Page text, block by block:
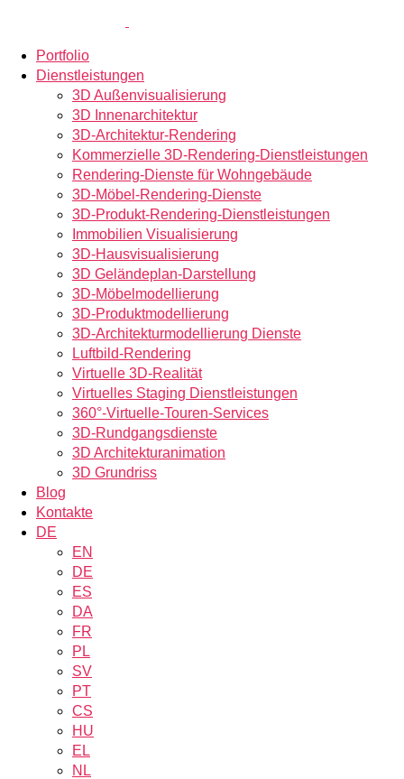
Portfolio
Dienstleistungen
3D Außenvisualisierung
3D Innenarchitektur
3D-Architektur-Rendering
Kommerzielle 3D-Rendering-Dienstleistungen
Rendering-Dienste für Wohngebäude
3D-Möbel-Rendering-Dienste
3D-Produkt-Rendering-Dienstleistungen
Immobilien Visualisierung
3D-Hausvisualisierung
3D Geländeplan-Darstellung
3D-Möbelmodellierung
3D-Produktmodellierung
3D-Architekturmodellierung Dienste
Luftbild-Rendering
Virtuelle 3D-Realität
Virtuelles Staging Dienstleistungen
360°-Virtuelle-Touren-Services
3D-Rundgangsdienste
3D Architekturanimation
3D Grundriss
Blog
Kontakte
DE
EN
DE
ES
DA
FR
PL
SV
PT
CS
HU
EL
NL